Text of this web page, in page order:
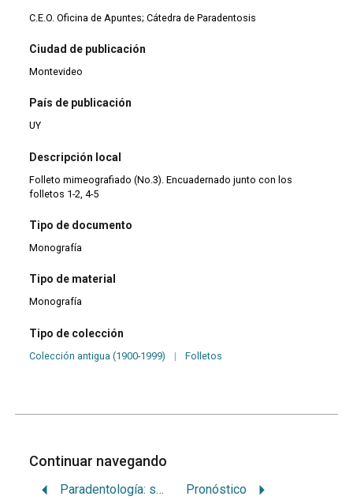
C.E.O. Oficina de Apuntes; Cátedra de Paradentosis
Ciudad de publicación
Montevideo
País de publicación
UY
Descripción local
Folleto mimeografiado (No.3). Encuadernado junto con los
folletos 1-2, 4-5
Tipo de documento
Monografía
Tipo de material
Monografía
Tipo de colección
Colección antigua (1900-1999) | Folletos
Continuar navegando
Paradentología: semiología Pronóstico